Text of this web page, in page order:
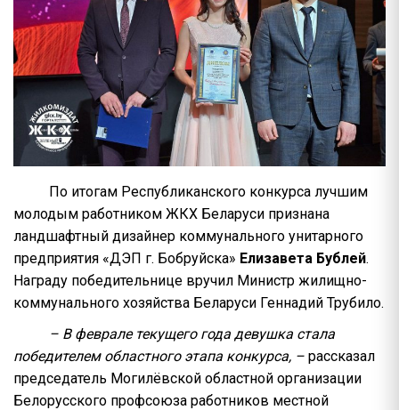
По итогам Республиканского конкурса лучшим
молодым работником ЖКХ Беларуси признана
ландшафтный дизайнер коммунального унитарного
предприятия «ДЭП г. Бобруйска» Елизавета Бублей.
Награду победительнице вручил Министр жилищно-
коммунального хозяйства Беларуси Геннадий Трубило.
– В феврале текущего года девушка стала
победителем областного этапа конкурса, – рассказал
председатель Могилёвской областной организации
Белорусского профсоюза работников местной